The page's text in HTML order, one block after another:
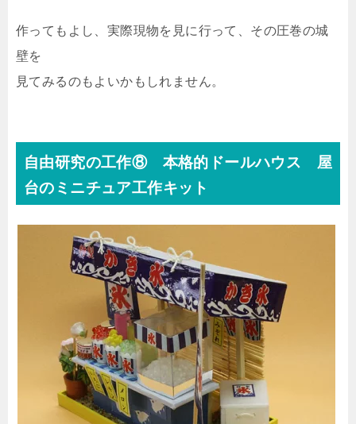
作ってもよし、実際現物を見に行って、その圧巻の城
壁を
見てみるのもよいかもしれません。
自由研究の工作⑧ 本格的ドールハウス 屋
台のミニチュア工作キット